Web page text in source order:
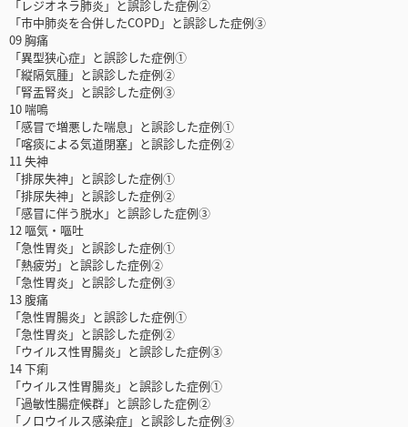
「レジオネラ肺炎」と誤診した症例②
「市中肺炎を合併したCOPD」と誤診した症例③
09 胸痛
「異型狭心症」と誤診した症例①
「縦隔気腫」と誤診した症例②
「腎盂腎炎」と誤診した症例③
10 喘鳴
「感冒で増悪した喘息」と誤診した症例①
「喀痰による気道閉塞」と誤診した症例②
11 失神
「排尿失神」と誤診した症例①
「排尿失神」と誤診した症例②
「感冒に伴う脱水」と誤診した症例③
12 嘔気・嘔吐
「急性胃炎」と誤診した症例①
「熱疲労」と誤診した症例②
「急性胃炎」と誤診した症例③
13 腹痛
「急性胃腸炎」と誤診した症例①
「急性胃炎」と誤診した症例②
「ウイルス性胃腸炎」と誤診した症例③
14 下痢
「ウイルス性胃腸炎」と誤診した症例①
「過敏性腸症候群」と誤診した症例②
「ノロウイルス感染症」と誤診した症例③